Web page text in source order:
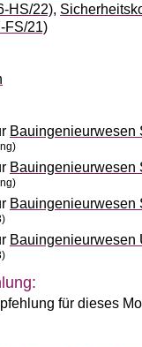
HS/22),
FS/21)
Bauingenieurwesen
Bauingenieurwesen
Bauingenieurwesen
Bauingenieurwesen
für dieses